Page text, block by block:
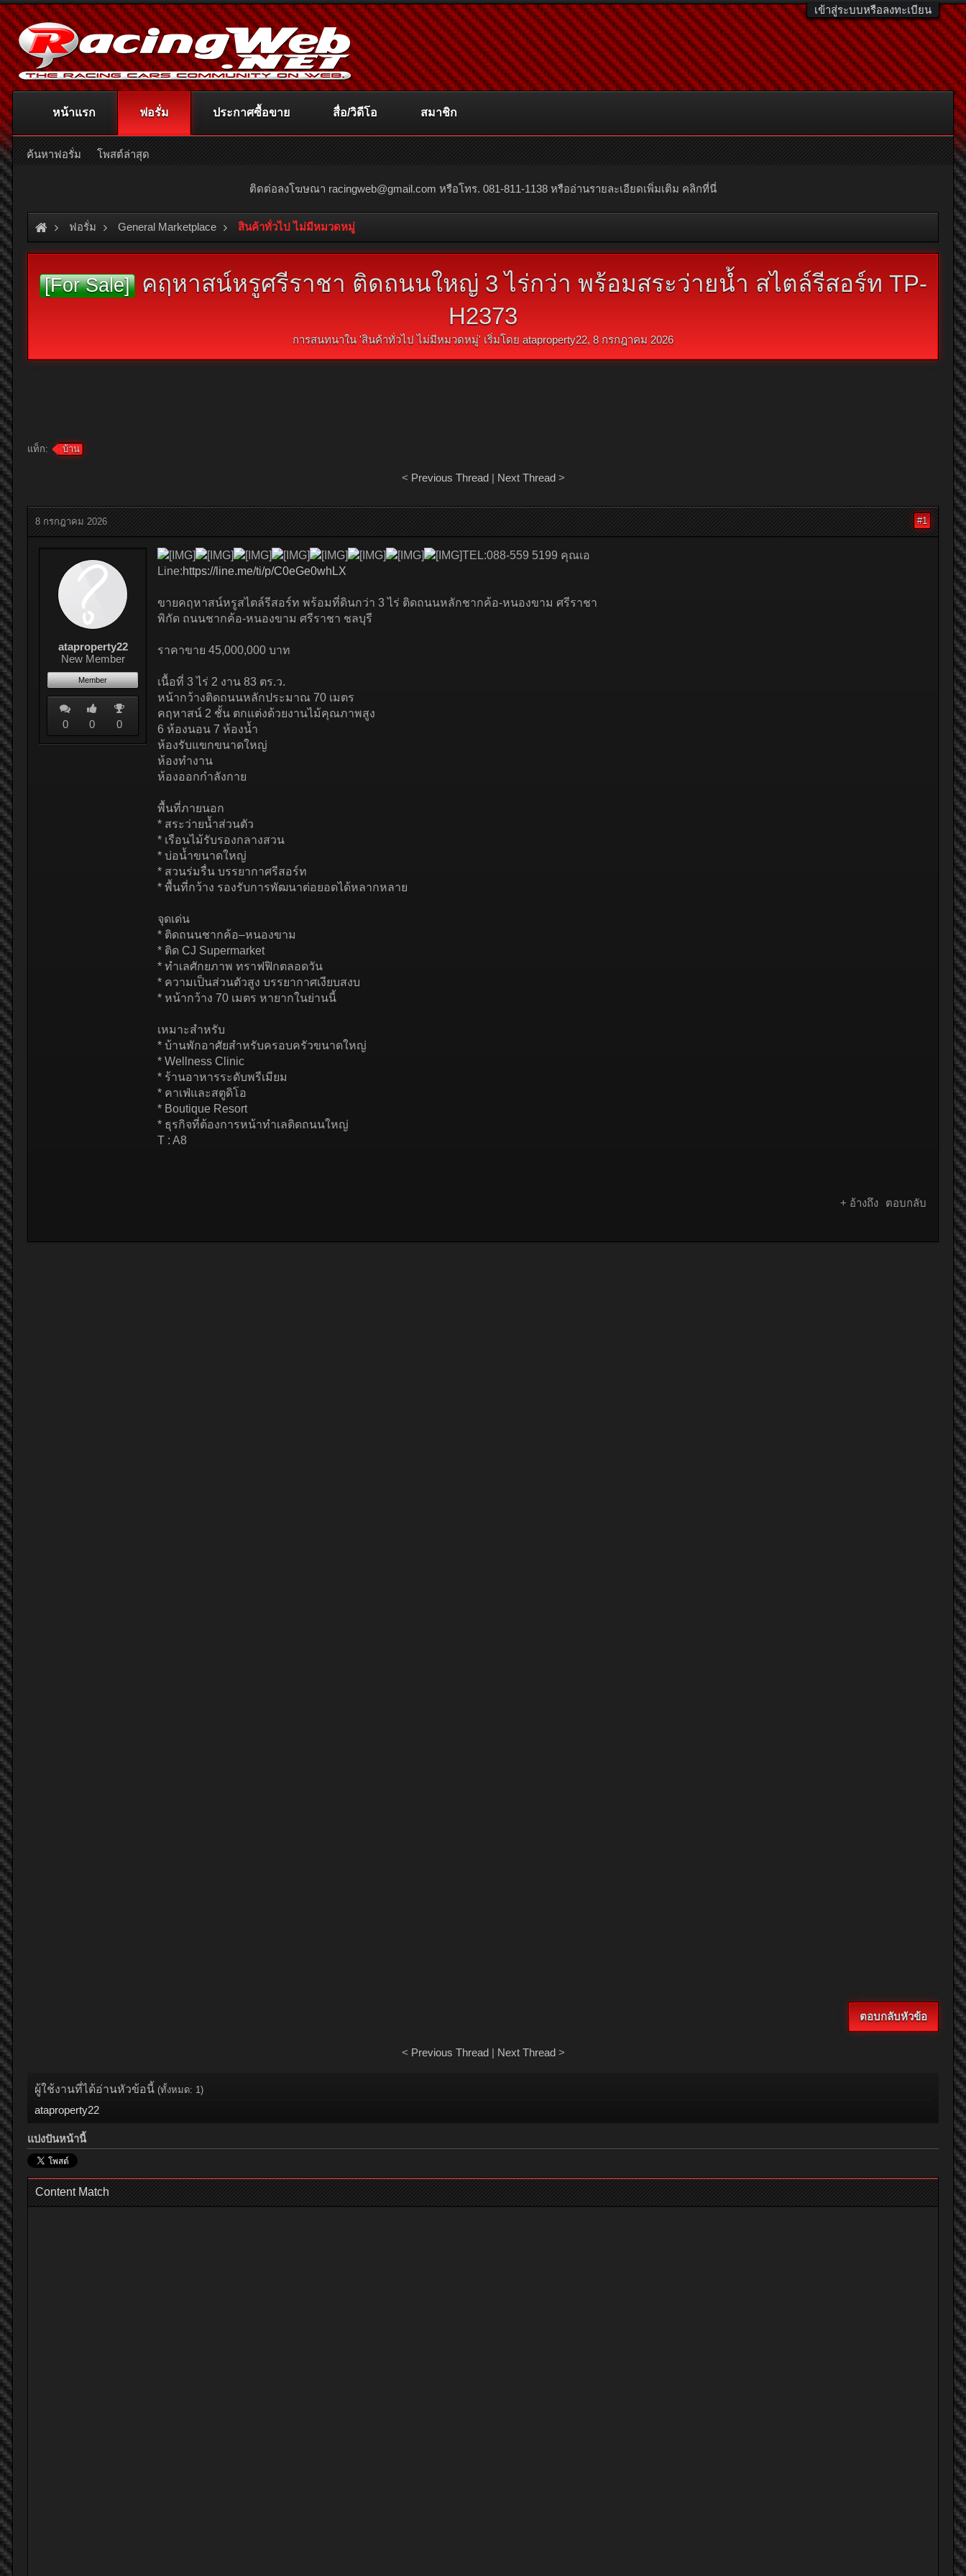
เข้าสู่ระบบหรือลงทะเบียน
ติดต่อลงโฆษณา racingweb@gmail.com หรือโทร. 081-811-1138 หรืออ่านรายละเอียดเพิ่มเติม คลิกที่นี่
ฟอรั่ม General Marketplace สินค้าทั่วไป ไม่มีหมวดหมู่
[For Sale] คฤหาสน์หรูศรีราชา ติดถนนใหญ่ 3 ไร่กว่า พร้อมสระว่ายน้ำ สไตล์รีสอร์ท TP-
H2373
การสนทนาใน 'สินค้าทั่วไป ไม่มีหมวดหมู่' เริ่มโดย ataproperty22, 8 กรกฎาคม 2026
แท็ก: บ้าน
< Previous Thread| Next Thread>
8 กรกฎาคม 2026 #1
ataproperty22
New Member
Member
0 0 0
TEL:088-559 5199 คุณเอ
Line:https://line.me/ti/p/C0eGe0whLX
ขายคฤหาสน์หรูสไตล์รีสอร์ท พร้อมที่ดินกว่า 3 ไร่ ติดถนนหลักชากค้อ-หนองขาม ศรีราชา
พิกัด ถนนชากค้อ-หนองขาม ศรีราชา ชลบุรี
ราคาขาย 45,000,000 บาท
เนื้อที่ 3 ไร่ 2 งาน 83 ตร.ว.
หน้ากว้างติดถนนหลักประมาณ 70 เมตร
คฤหาสน์ 2 ชั้น ตกแต่งด้วยงานไม้คุณภาพสูง
6 ห้องนอน 7 ห้องน้ำ
ห้องรับแขกขนาดใหญ่
ห้องทำงาน
ห้องออกกำลังกาย
พื้นที่ภายนอก
* สระว่ายน้ำส่วนตัว
* เรือนไม้รับรองกลางสวน
* บ่อน้ำขนาดใหญ่
* สวนร่มรื่น บรรยากาศรีสอร์ท
* พื้นที่กว้าง รองรับการพัฒนาต่อยอดได้หลากหลาย
จุดเด่น
* ติดถนนชากค้อ–หนองขาม
* ติด CJ Supermarket
* ทำเลศักยภาพ ทราฟฟิกตลอดวัน
* ความเป็นส่วนตัวสูง บรรยากาศเงียบสงบ
* หน้ากว้าง 70 เมตร หายากในย่านนี้
เหมาะสำหรับ
* บ้านพักอาศัยสำหรับครอบครัวขนาดใหญ่
* Wellness Clinic
* ร้านอาหารระดับพรีเมียม
* คาเฟ่และสตูดิโอ
* Boutique Resort
* ธุรกิจที่ต้องการหน้าทำเลติดถนนใหญ่
T : A8
+ อ้างถึง ตอบกลับ
ตอบกลับหัวข้อ
< Previous Thread| Next Thread>
ผู้ใช้งานที่ได้อ่านหัวข้อนี้ (ทั้งหมด: 1)
ataproperty22
แบ่งปันหน้านี้
Content Match
หน้าแรก ฟอรั่ม
ค้นหาฟอรั่ม โพสต์ล่าสุด
ประกาศซื้อขาย สื่อ/วิดีโอ สมาชิก